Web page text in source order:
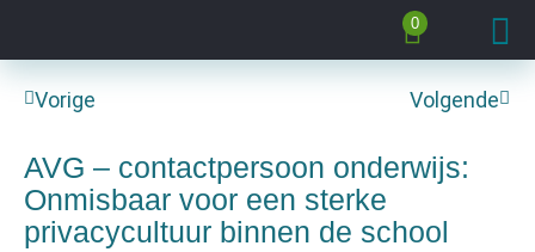
0
Vorige Volgende
AVG – contactpersoon onderwijs:
Onmisbaar voor een sterke
privacycultuur binnen de school